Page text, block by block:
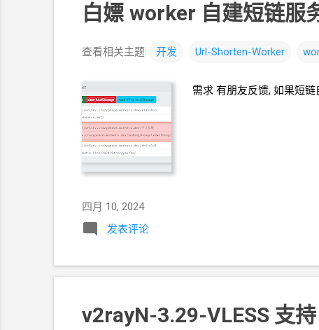
白嫖 worker 自建短链服
查看相关主题: 开发 Url-Shorten-Worker
需求 有朋友反馈, 如果短
四月 10, 2024
发表评论
v2rayN-3.29-VLESS 支